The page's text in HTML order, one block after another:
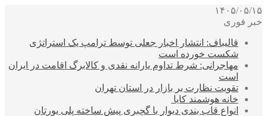
۱۴۰۵/۰۵/۱۵
خبر فوری
قالیباف: انتشار اخبار جعلی توسط ترامپ یک استراتژی
شکست خورده است
مهاجرانی: شرط تداوم یارانه نقدی و کالابرگ اقامت در ایران
است
تقویت نظارت بر بازار در استان تهران
خانه هوشمند کایا
انواع قاب بندی دیوار با گچبری پیش ساخته پلی یورتان